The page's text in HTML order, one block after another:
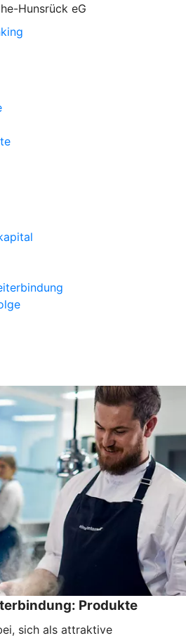
Hunsrück eG
Produkte
sich als attraktive